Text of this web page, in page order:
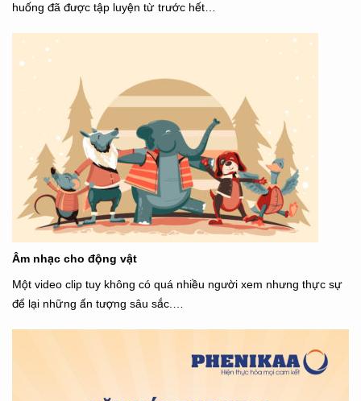
huống đã được tập luyện từ trước hết…
Âm nhạc cho động vật
Một video clip tuy không có quá nhiều người xem nhưng thực sự
để lại những ấn tượng sâu sắc.…